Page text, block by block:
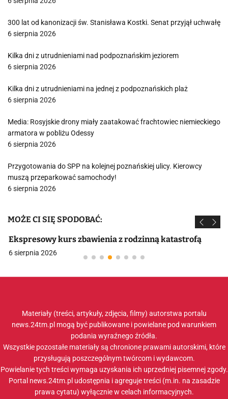
300 lat od kanonizacji św. Stanisława Kostki. Senat przyjął uchwałę
6 sierpnia 2026
Kilka dni z utrudnieniami nad podpoznańskim jeziorem
6 sierpnia 2026
Kilka dni z utrudnieniami na jednej z podpoznańskich plaż
6 sierpnia 2026
Media: Rosyjskie drony miały zaatakować frachtowiec niemieckiego
armatora w pobliżu Odessy
6 sierpnia 2026
Przygotowania do SPP na kolejnej poznańskiej ulicy. Kierowcy
muszą przeparkować samochody!
6 sierpnia 2026
MOŻE CI SIĘ SPODOBAĆ:
Ekspresowy kurs zbawienia z rodzinną katastrofą
6 sierpnia 2026
Materiały (treści, artykuły, zdjęcia, filmy) autorstwa portalu
news.24tm.pl mogą być publikowane i powielane pod warunkiem
podania wyraźnego źródła.
Wszystkie pozostałe materiały są chronione prawami autorskimi, które
przysługują poszczególnym twórcom i wydawcom.
Powielanie tych treści wymaga uzyskania ich uprzedniej pisemnej zgody.
Portal news.24tm.pl udostępnia i agreguje treści (m.in. na zasadzie
prawa cytatu) wyłącznie w celach informacyjnych.